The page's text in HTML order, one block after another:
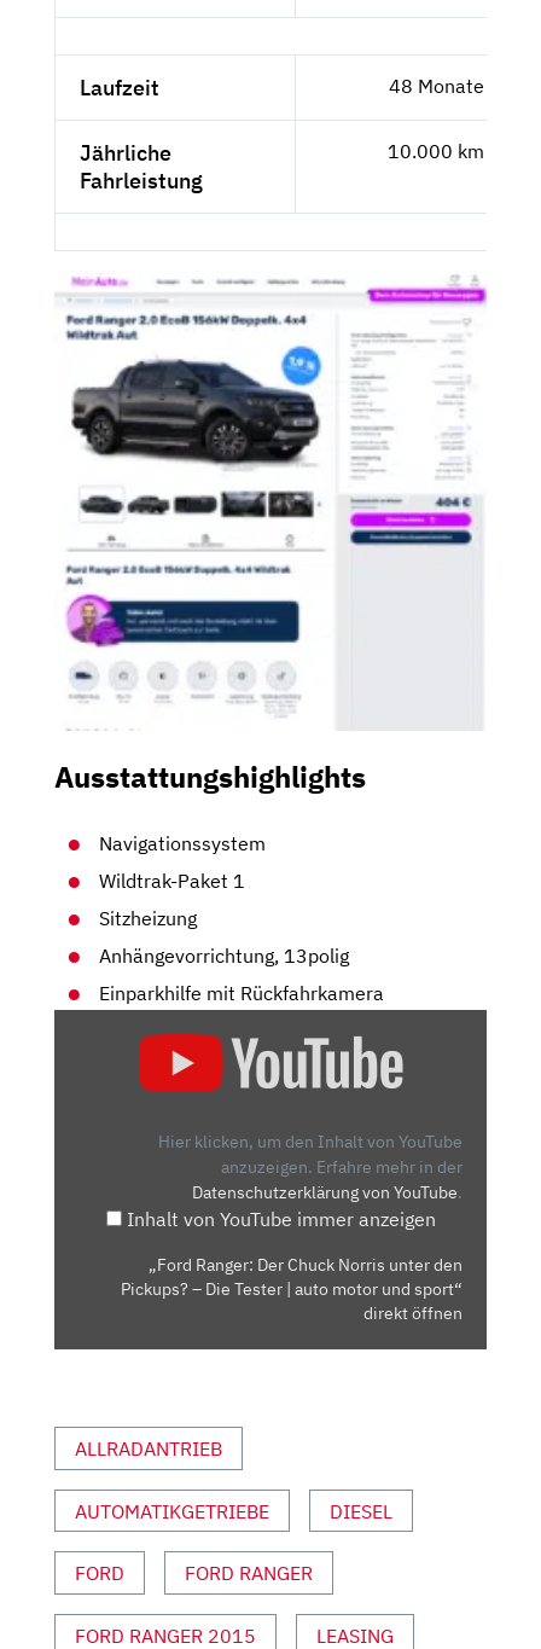
Laufzeit 48 Monate
Jährliche
Fahrleistung
10.000 km
Ausstattungshighlights
Navigationssystem
Wildtrak-Paket 1
Sitzheizung
Anhängevorrichtung, 13polig
Einparkhilfe mit Rückfahrkamera
PICKUPS?
UND
SPORT“
VON
YOUTUBE
Hier klicken, um den Inhalt von YouTube
anzuzeigen. Erfahre mehr in der
Datenschutzerklärung von YouTube.
Inhalt von YouTube immer anzeigen
„Ford Ranger: Der Chuck Norris unter den
Pickups? – Die Tester | auto motor und sport“
direkt öffnen
ALLRADANTRIEB
AUTOMATIKGETRIEBE DIESEL
FORD FORD RANGER
FORD RANGER 2015 LEASING